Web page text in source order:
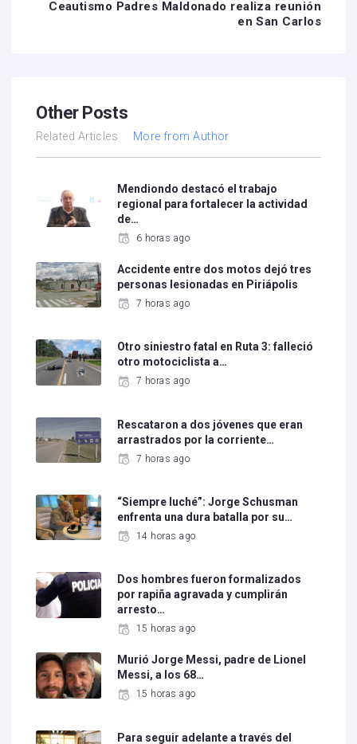
Ceautismo Padres Maldonado realiza reunión
en San Carlos
Other Posts
Related Articles More from Author
Mendiondo destacó el trabajo
regional para fortalecer la actividad
de…
6 horas ago
Accidente entre dos motos dejó tres
personas lesionadas en Piriápolis
7 horas ago
Otro siniestro fatal en Ruta 3: falleció
otro motociclista a…
7 horas ago
Rescataron a dos jóvenes que eran
arrastrados por la corriente…
7 horas ago
“Siempre luché”: Jorge Schusman
enfrenta una dura batalla por su…
14 horas ago
Dos hombres fueron formalizados
por rapiña agravada y cumplirán
arresto…
15 horas ago
Murió Jorge Messi, padre de Lionel
Messi, a los 68…
15 horas ago
Para seguir adelante a través del